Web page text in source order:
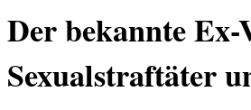
Der bekannte
Sexualstraftäter